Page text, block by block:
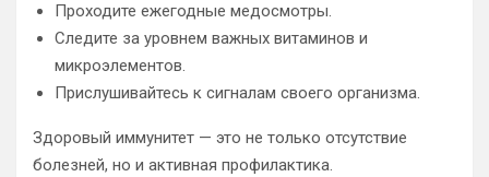
Проходите ежегодные медосмотры.
Следите за уровнем важных витаминов и
микроэлементов.
Прислушивайтесь к сигналам своего организма.
Здоровый иммунитет — это не только отсутствие
болезней, но и активная профилактика.